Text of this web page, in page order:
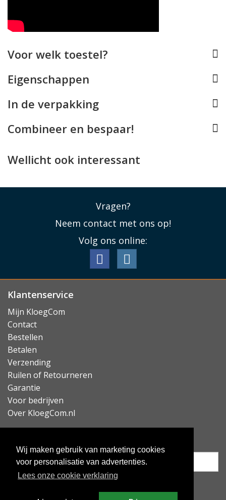
Wij maken gebruik van marketing cookies
voor personalisatie van advertenties.
Lees onze cookie verklaring
Voor welk toestel?
Eigenschappen
In de verpakking
Combineer en bespaar!
Wellicht ook interessant
Vragen?
Neem contact met ons op!
Volg ons online:
Klantenservice
Mijn KloegCom
Contact
Bestellen
Betalen
Verzending
Ruilen of Retourneren
Garantie
Voor bedrijven
Over KloegCom.nl